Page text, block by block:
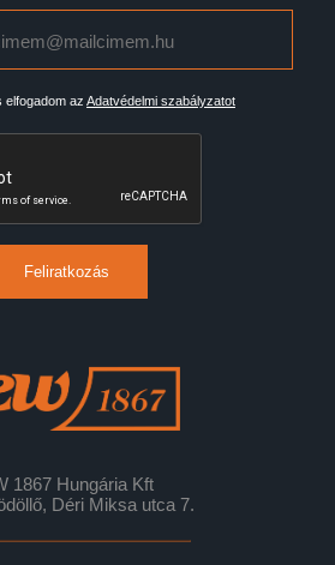
elfogadom az Adatvédelmi szabályzatot
Feliratkozás
1867 Hungária Kft
Déri Miksa utca 7.